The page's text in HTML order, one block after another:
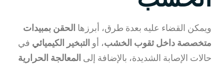
ويمكن القضاء عليه بعدة طرق، أبرزها الحقن بمبيدات
متخصصة داخل ثقوب الخشب، أو التبخير الكيميائي في
حالات الإصابة الشديدة، بالإضافة إلى المعالجة الحرارية